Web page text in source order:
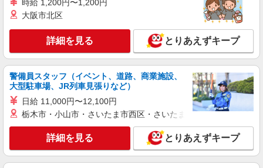
時給 1,200円〜1,200円
大阪市北区
詳細を見る とりあえずキープ
警備員スタッフ（イベント、道路、商業施設、
大型駐車場、JR列車見張りなど）
日給 11,000円〜12,100円
栃木市・小山市・さいたま市西区・さいたま市岩槻区・久喜市・
詳細を見る とりあえずキープ